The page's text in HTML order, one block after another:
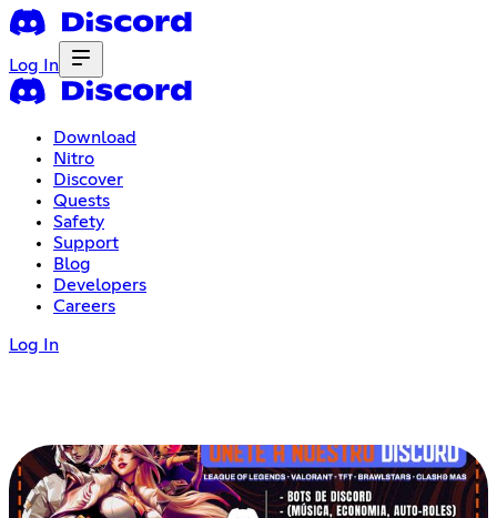
Log In
Download
Nitro
Discover
Quests
Safety
Support
Blog
Developers
Careers
Log In